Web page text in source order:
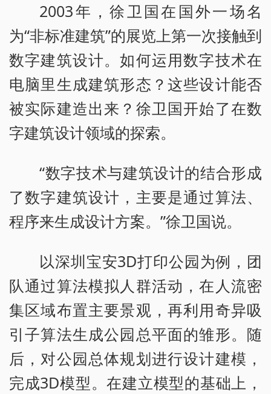
2003年，徐卫国在国外一场名
为“非标准建筑”的展览上第一次接触到
数字建筑设计。如何运用数字技术在
电脑里生成建筑形态？这些设计能否
被实际建造出来？徐卫国开始了在数
字建筑设计领域的探索。
“数字技术与建筑设计的结合形成
了数字建筑设计，主要是通过算法、
程序来生成设计方案。”徐卫国说。
以深圳宝安3D打印公园为例，团
队通过算法模拟人群活动，在人流密
集区域布置主要景观，再利用奇异吸
引子算法生成公园总平面的雏形。随
后，对公园总体规划进行设计建模，
完成3D模型。在建立模型的基础上，